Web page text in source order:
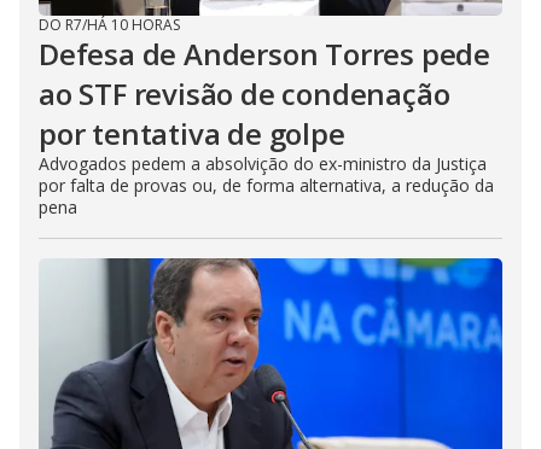
DO R7/HÁ 10 HORAS
Defesa de Anderson Torres pede
ao STF revisão de condenação
por tentativa de golpe
Advogados pedem a absolvição do ex-ministro da Justiça
por falta de provas ou, de forma alternativa, a redução da
pena